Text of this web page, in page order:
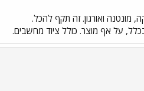
מונטנה ואורגון. זה תקף להכל.
על אף מוצר. כולל ציוד מחשבים.